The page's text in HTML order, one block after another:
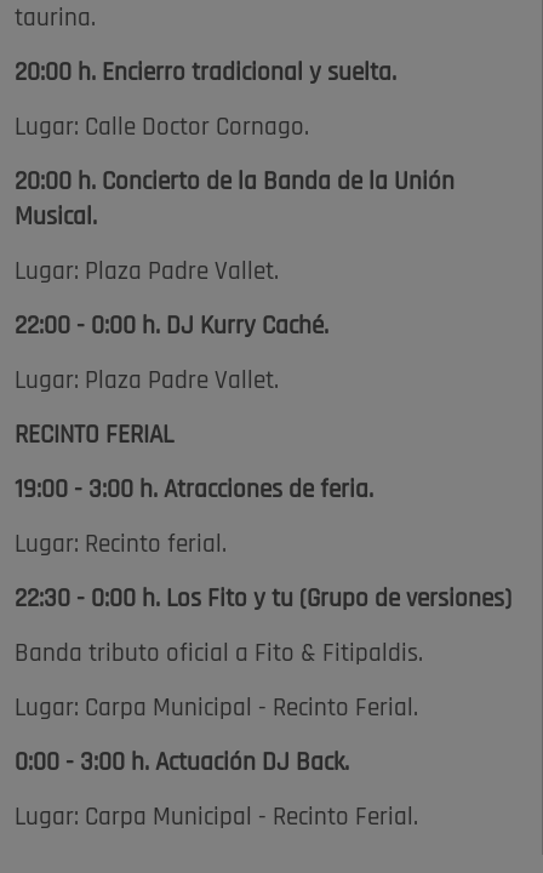
taurina.
20:00 h. Encierro tradicional y suelta.
Lugar: Calle Doctor Cornago.
20:00 h. Concierto de la Banda de la Unión
Musical.
Lugar: Plaza Padre Vallet.
22:00 - 0:00 h. DJ Kurry Caché.
Lugar: Plaza Padre Vallet.
RECINTO FERIAL
19:00 - 3:00 h. Atracciones de feria.
Lugar: Recinto ferial.
22:30 - 0:00 h. Los Fito y tu (Grupo de versiones)
Banda tributo oficial a Fito & Fitipaldis.
Lugar: Carpa Municipal - Recinto Ferial.
0:00 - 3:00 h. Actuación DJ Back.
Lugar: Carpa Municipal - Recinto Ferial.